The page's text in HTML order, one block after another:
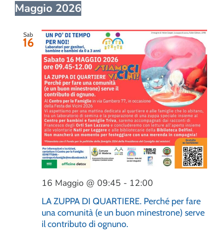
Maggio 2026
Sab
16
LA ZUPPA DI QUARTIERE. Perché per fare
una comunità (e un buon minestrone) serve
il contributo di ognuno.
16 Maggio @ 09:45 - 12:00